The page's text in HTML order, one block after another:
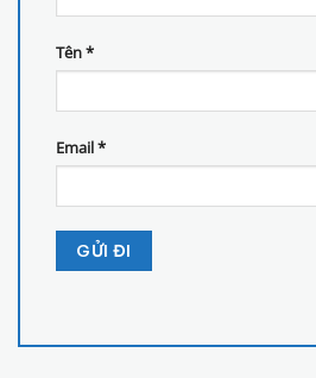
Tên*
Email*